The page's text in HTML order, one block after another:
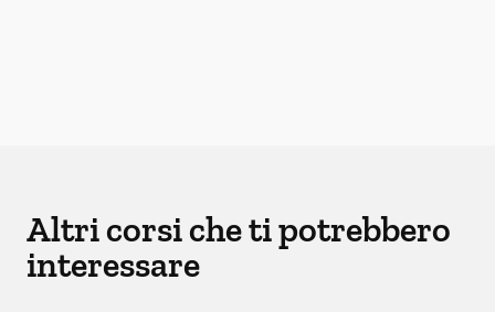
Altri corsi che ti potrebbero
interessare